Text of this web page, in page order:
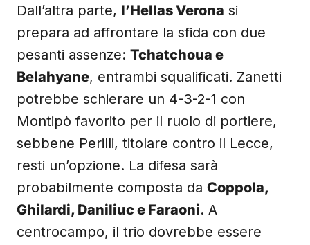
Dall’altra parte, l’Hellas Verona si
prepara ad affrontare la sfida con due
pesanti assenze: Tchatchoua e
Belahyane, entrambi squalificati. Zanetti
potrebbe schierare un 4-3-2-1 con
Montipò favorito per il ruolo di portiere,
sebbene Perilli, titolare contro il Lecce,
resti un’opzione. La difesa sarà
probabilmente composta da Coppola,
Ghilardi, Daniliuc e Faraoni. A
centrocampo, il trio dovrebbe essere